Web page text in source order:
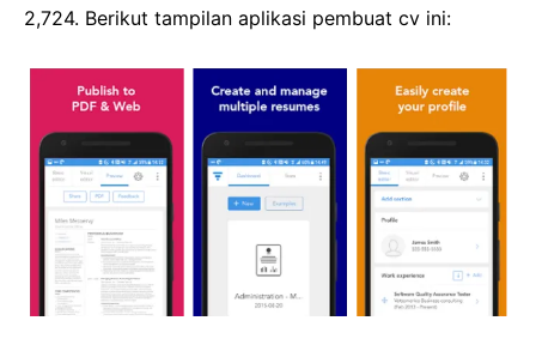
2,724. Berikut tampilan aplikasi pembuat cv ini: